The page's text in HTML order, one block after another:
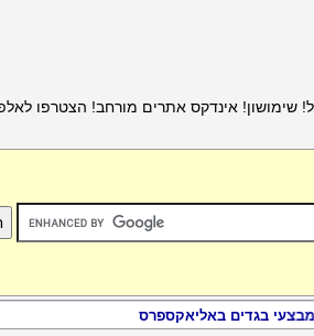
אינדקס אתרים מורחב! הצטרפו